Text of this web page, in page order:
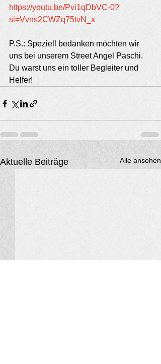
https://youtu.be/Pvi1qDbVC-0?
si=Vvns2CWZq75tvN_x
P.S.: Speziell bedanken möchten wir
uns bei unserem Street Angel Paschi.
Du warst uns ein toller Begleiter und
Helfer!
Aktuelle Beiträge Alle ansehen